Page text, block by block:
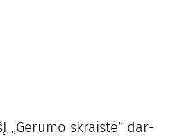
„Ge­ru­mo skrais­tė“ dar­